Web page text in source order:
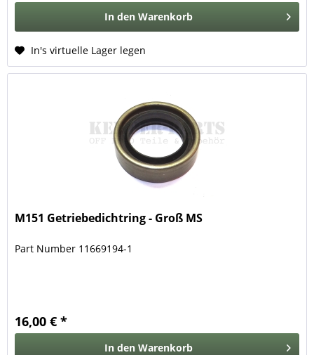
In den Warenkorb
In's virtuelle Lager legen
M151 Getriebedichtring - Groß MS
Part Number 11669194-1
16,00 € *
In den Warenkorb